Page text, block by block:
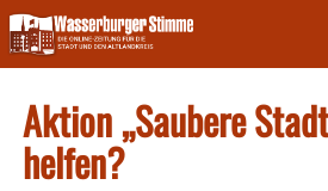
Skip
to
content
Aktion „Saubere
helfen?